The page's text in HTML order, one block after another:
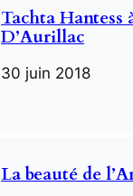
Tachta Hantess
D’Aurillac
30 juin 2018
La beauté de